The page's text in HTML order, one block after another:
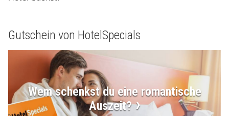
Gutschein von HotelSpecials
Wem schenkst du eine romantische
Auszeit?